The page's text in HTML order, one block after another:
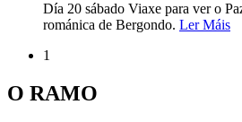
Día 20 sábado Viaxe para ver o
románica de Bergondo. Ler Máis
1
O RAMO